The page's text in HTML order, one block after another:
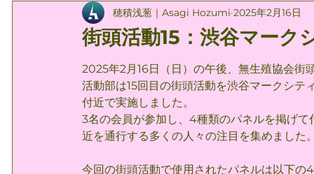
会員コラム 会員コラム：間忠雄 会員コラム：穂
街頭活動15：渋谷マーク
穂積浅葱｜Asagi Hozumi 2025年2月16日
2025年2月16日（日）の午後、無生殖協会街
活動部は15回目の街頭活動を渋谷マークシテ
付近で実施しました。
3名の会員が参加し、4種類のパネルを掲げて
近を通行する多くの人々の注目を集めました
今回の街頭活動で使用されたパネルは以下の